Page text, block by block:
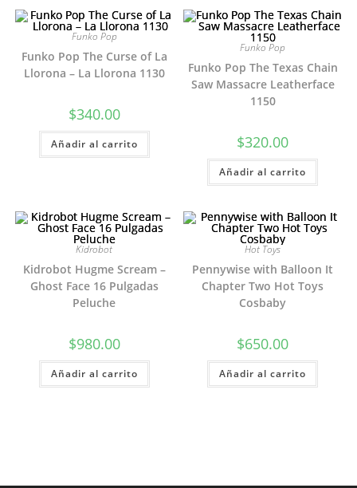
Funko Pop
Funko Pop The Curse of La
Llorona – La Llorona 1130
$340.00
Añadir al carrito
Funko Pop
Funko Pop The Texas Chain
Saw Massacre Leatherface
1150
$320.00
Añadir al carrito
Kidrobot
Kidrobot Hugme Scream –
Ghost Face 16 Pulgadas
Peluche
$980.00
Añadir al carrito
Hot Toys
Pennywise with Balloon It
Chapter Two Hot Toys
Cosbaby
$650.00
Añadir al carrito